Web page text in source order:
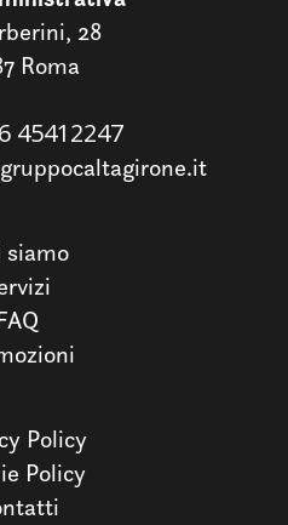
28
Roma
45412247
siamo
Policy
Policy